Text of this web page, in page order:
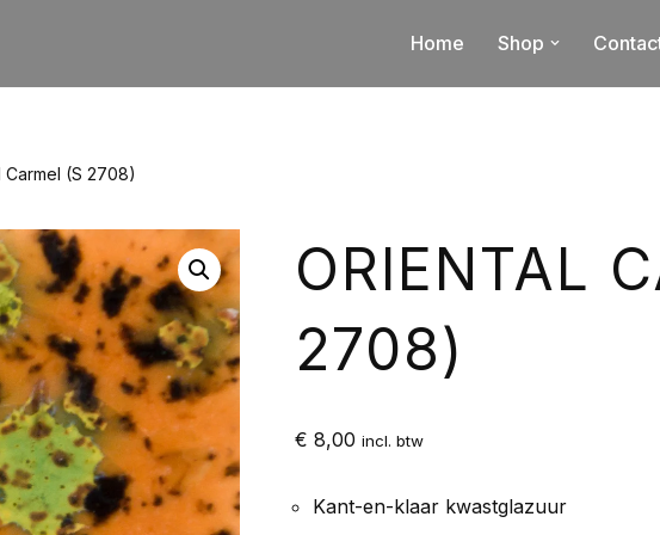
Home Shop
Carmel (S 2708)
ORIENTAL
2708)
€ 8,00 incl. btw
Kant-en-klaar kwastglazuur